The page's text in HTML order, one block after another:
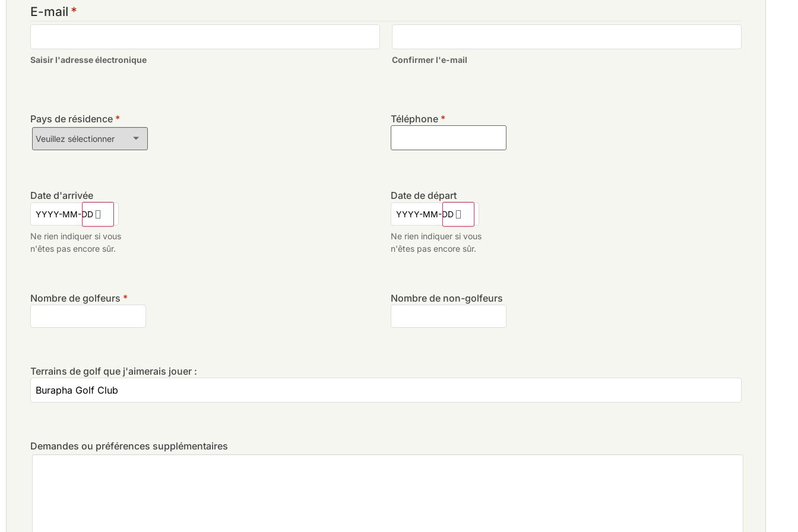
E-mail *
Saisir l'adresse électronique Confirmer l'e-mail
Pays de résidence * Téléphone *
Date d'arrivée
Ne rien indiquer si vous
n'êtes pas encore sûr.
Date de départ
Ne rien indiquer si vous
n'êtes pas encore sûr.
Nombre de golfeurs * Nombre de non-golfeurs
Terrains de golf que j'aimerais jouer :
Demandes ou préférences supplémentaires